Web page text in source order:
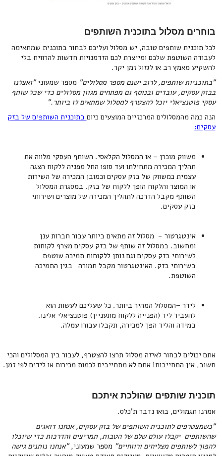
בוחרים מסלול בתוכנית השותפים
לכל תוכנית שותפים טובה, יש מסלול ועליכם לבחור בתוכנית שמתאימה
לעבודה השוטפת שלכם ומייצרת לכם הזדמנויות חדשות להרוויח בלי
להשקיע מאמץ רב או לגזול זמן יקר.
"בתוכניות שותפים, לרוב ישנם מספר מסלולים" מספר שמעוני"ואצלנו
בבזק עסקים, עובדים ובנוסף גם מפתחים מגוון מסלולים כדי שכל שותף
עסקי פוטנציאלי יוכל להצטרף למסלול שמתאים לו ביותר."
הנה כמה מהמסלולים המרכזיים המוצעים כיום בתוכנית השותפים של בזק
עסקים:
משווק מוכרן – או המסלול הקלאסי. השותף העסקי מלווה את
תהליך המכירה מתחילתו ועד סופו החל מפניה ללקוח הצגה
עצמית כמשווק של בזק עסקים וכמובן המכירה של השירות
או המוצר והלקוח הופך ללקוח של בזק. במסגרת המסלול
השותף מקבל הדרכה לתהליך המכירה של מוצרים ושירותי
בזק עסקים.
אינטגרטור - מסלול זה מתאים ביותר עבור חברות ענן
ומחשוב. במסלול זה שותף של בזק עסקים מצרף לקוחות
לשירותי בזק עסקים וגם נותן ללקוחות תמיכה שוטפת
בשירותי בזק. האינטגרטור מקבל תמורה בגין התמיכה
השוטפת.
לידר –המסלול המהיר ביותר. כל שעליכם לעשות הוא
להעביר ליד (הפנייה ללקוח מתעניין) פוטנציאלי אלינו.
במידה והליד הפך למכירה, תקבלו עבורו עמלה.
אתם יכולים לבחור לאיזה מסלול תרצו להצטרף, לעבור בין המסלולים והכי
חשוב, אין התחייבות! אתם לא מתחייבים לכמות מכירות או לידים לפי זמן.
תוכנית שותפים שהולכת איתכם
אמרנו תגמולים, בואו נדבר ת'כלס.
"כשמצטרפים לתוכנית השותפים של בזק עסקים, אנחנו דואגים
שהשותפים יקבלו עולם שלם של הטבות, תמריצים והדרכות כדי שיוכלו
להפוך לשותפים מצליחים ורווחיים" מספר שמעוני,"אנחנו נותנים גישה